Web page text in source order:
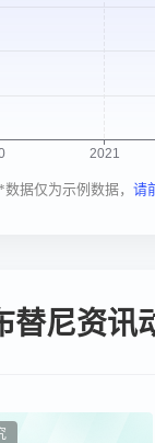
*数据仅为示例数据， 请
替尼资讯